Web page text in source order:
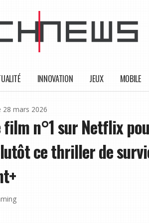
INNOVATION JEUX MOBILE
28 mars 2026
film n°1 sur Netflix
ce thriller de